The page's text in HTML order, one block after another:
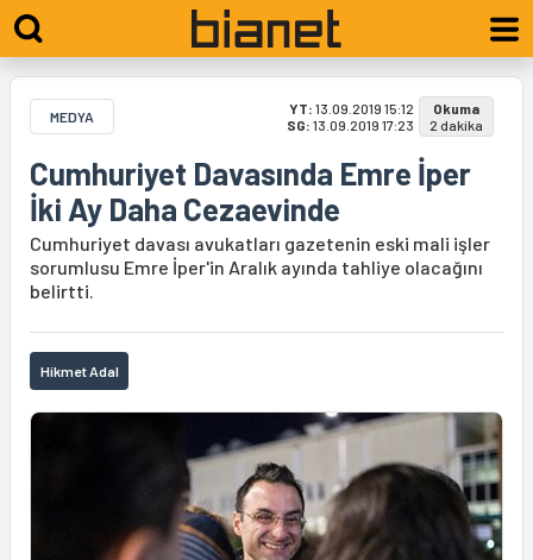
MEDYA YT: 13.09.2019 15:12
SG: 13.09.2019 17:23
Okuma
2 dakika
Cumhuriyet Davasında Emre İper
İki Ay Daha Cezaevinde
Cumhuriyet davası avukatları gazetenin eski mali işler
sorumlusu Emre İper'in Aralık ayında tahliye olacağını
belirtti.
Hikmet Adal